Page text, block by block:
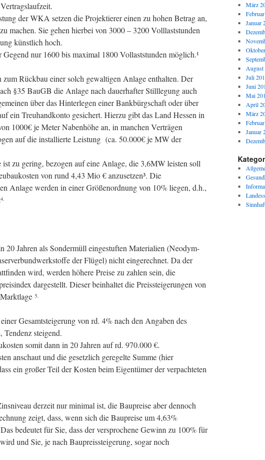
der WKA setzen die Projektierer einen zu hohen Betrag an,
machen. Sie gehen hierbei von 3000 – 3200 Volllaststunden
künstlich hoch.
nur 1600 bis maximal 1800 Vollaststunden möglich.¹
Rückbau einer solch gewaltigen Anlage enthalten. Der
§35 BauGB die Anlage nach dauerhafter Stilllegung auch
über das Hinterlegen einer Bankbürgschaft oder über
ein Treuhandkonto gesichert. Hierzu gibt das Land Hessen in
1000€ je Meter Nabenhöhe an, in manchen Verträgen
auf die installierte Leistung (ca. 50.000€ je MW der
ist zu gering, bezogen auf eine Anlage, die 3,6MW leisten soll
von rund 4,43 Mio € anzusetzen³. Die
Anlage werden in einer Größenordnung von 10% liegen, d.h.,
4.
20 Jahren als Sondermüll eingestuften Materialien (Neodym-
der Flügel) nicht eingerechnet. Da der
wird, werden höhere Preise zu zahlen sein, die
dargestellt. Dieser beinhaltet die Preissteigerungen von
5.
Gesamtsteigerung von rd. 4% nach den Angaben des
Tendenz steigend.
somit dann in 20 Jahren auf rd. 970.000 €.
anschaut und die gesetzlich geregelte Summe (hier
ein großer Teil der Kosten beim Eigentümer der verpachteten
derzeit nur minimal ist, die Baupreise aber dennoch
zeigt, dass, wenn sich die Baupreise um 4,63%
bedeutet für Sie, dass der versprochene Gewinn zu 100% für
und Sie, je nach Baupreissteigerung, sogar noch
März
Januar
August
Juli
Juni
Mai
April
März
Januar